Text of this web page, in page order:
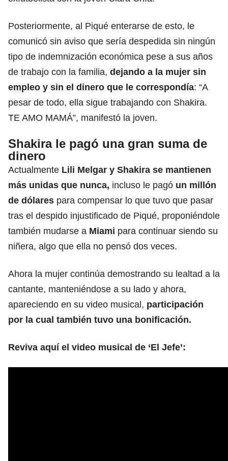
Posteriormente, al Piqué enterarse de esto, le
comunicó sin aviso que sería despedida sin ningún
tipo de indemnización económica pese a sus años
de trabajo con la familia, dejando a la mujer sin
empleo y sin el dinero que le correspondía: “A
pesar de todo, ella sigue trabajando con Shakira.
TE AMO MAMÁ”, manifestó la joven.
Shakira le pagó una gran suma de
dinero
Actualmente Lili Melgar y Shakira se mantienen
más unidas que nunca, incluso le pagó un millón
de dólares para compensar lo que tuvo que pasar
tras el despido injustificado de Piqué, proponiéndole
también mudarse a Miami para continuar siendo su
niñera, algo que ella no pensó dos veces.
Ahora la mujer continúa demostrando su lealtad a la
cantante, manteniéndose a su lado y ahora,
apareciendo en su video musical, participación
por la cual también tuvo una bonificación.
Reviva aquí el video musical de ‘El Jefe’: